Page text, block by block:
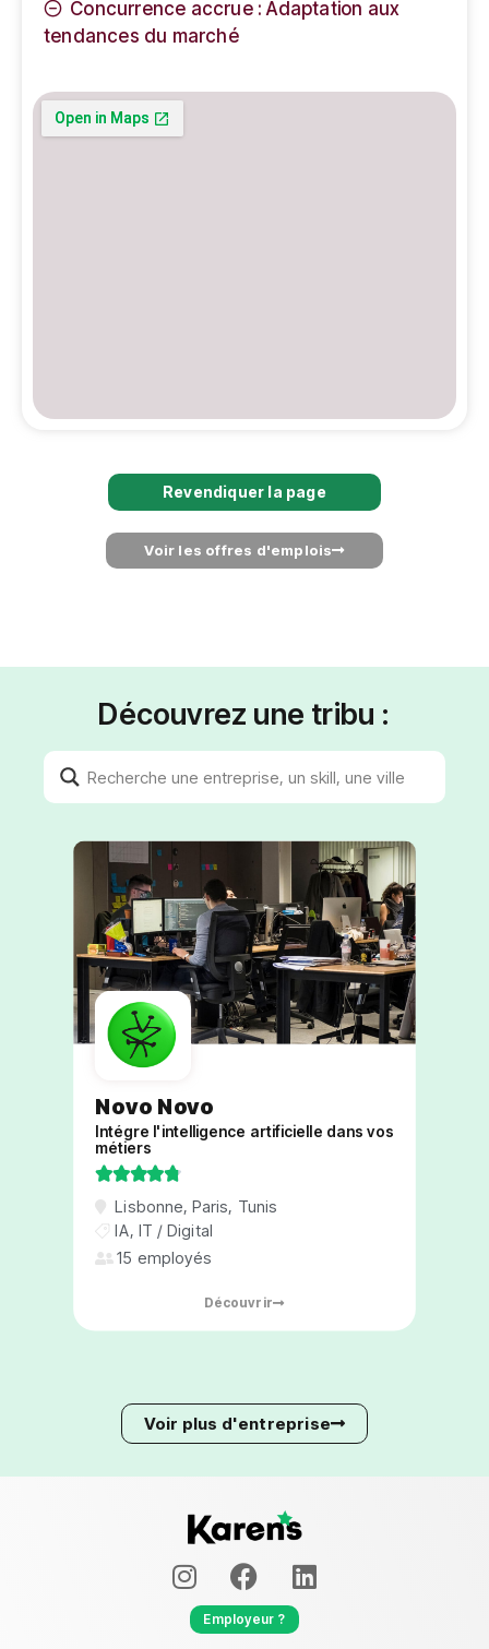
Concurrence accrue : Adaptation aux
tendances du marché
Revendiquer la page
Voir les offres d'emplois
Découvrez une tribu :
Novo Novo
Intégre l'intelligence artificielle dans vos
métiers

Lisbonne, Paris, Tunis
IA, IT / Digital
15 employés
Découvrir
Voir plus d'entreprise
Employeur ?